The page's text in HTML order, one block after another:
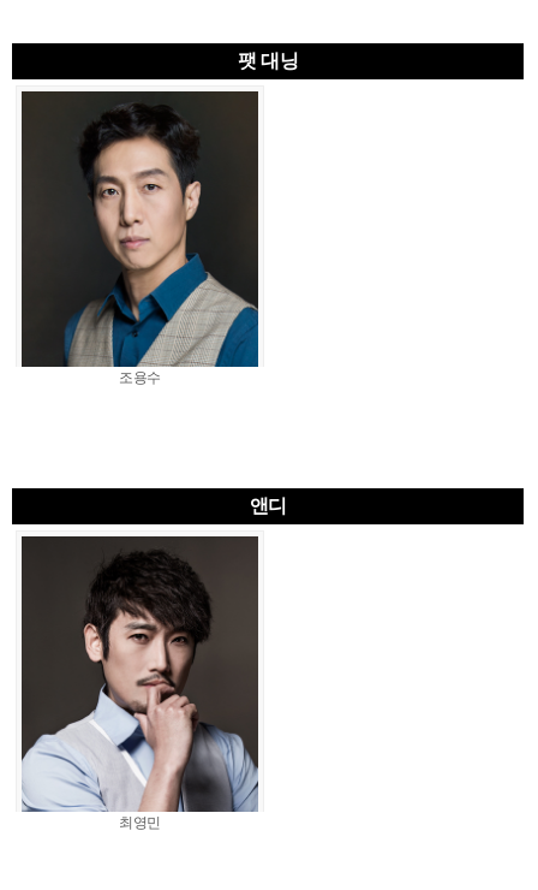
팻 대닝
조용수
앤디
최영민